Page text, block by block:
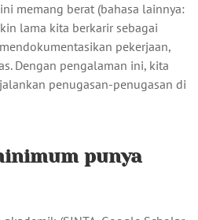
memang berat (bahasa lainnya:
lama kita berkarir sebagai
pekerjaan,
Dengan pengalaman ini, kita
penugasan-penugasan di
punya